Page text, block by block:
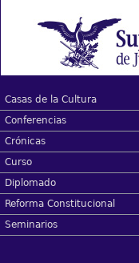
Casas de la Cultura
Conferencias
Crónicas
Curso
Diplomado
Reforma Constitucional
Seminarios